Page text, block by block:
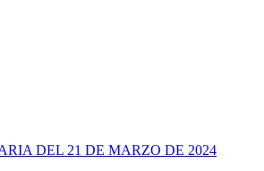
DEL 21 DE MARZO DE 2024